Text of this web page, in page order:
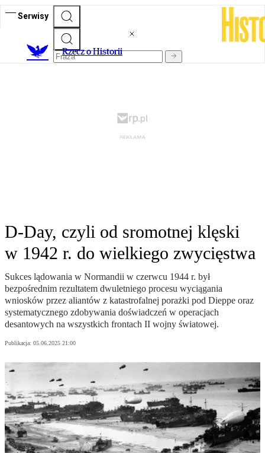
Serwisy
Rzecz o Historii
D-Day, czyli od sromotnej klęski
w 1942 r. do wielkiego zwycięstwa
Sukces lądowania w Normandii w czerwcu 1944 r. był
bezpośrednim rezultatem dwuletniego procesu wyciągania
wniosków przez aliantów z katastrofalnej porażki pod Dieppe oraz
systematycznego zdobywania doświadczeń w operacjach
desantowych na wszystkich frontach II wojny światowej.
Publikacja: 05.06.2025 21:00